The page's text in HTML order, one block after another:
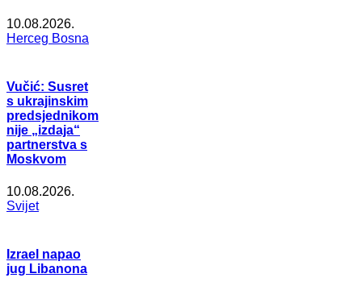
10.08.2026.
Herceg Bosna
Vučić: Susret
s ukrajinskim
predsjednikom
nije „izdaja“
partnerstva s
Moskvom
10.08.2026.
Svijet
Izrael napao
jug Libanona